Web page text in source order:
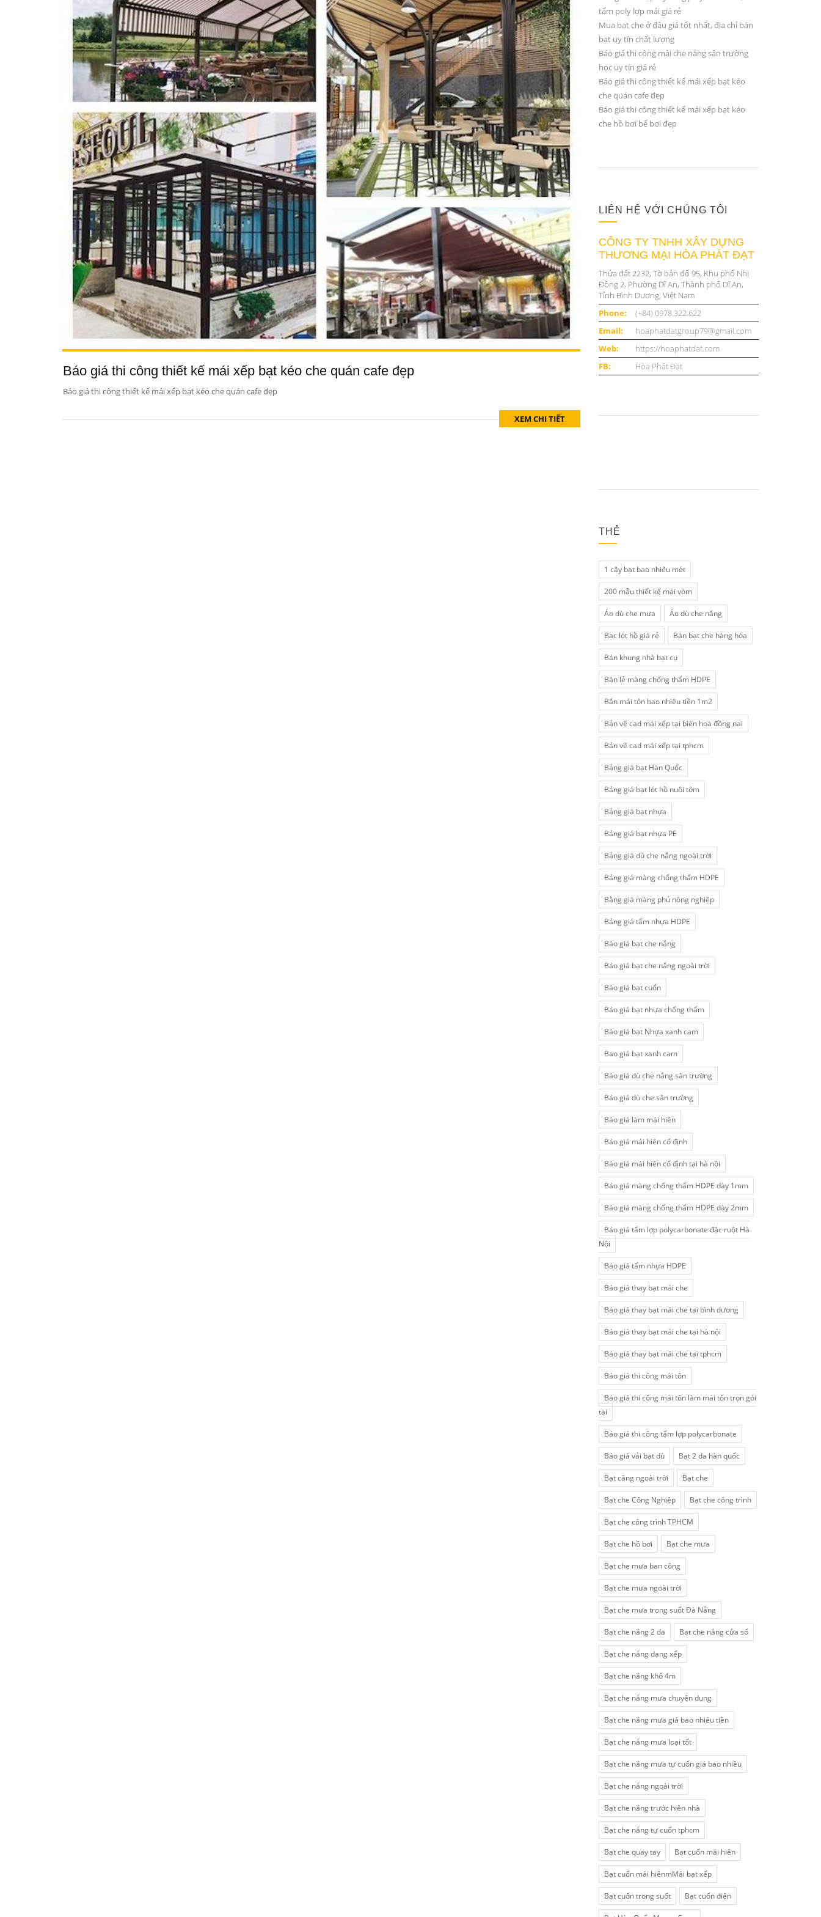
Báo giá thi công thiết kế mái xếp bạt kéo che quán cafe đẹp
Báo giá thi công thiết kế mái xếp bạt kéo che quán cafe đẹp
XEM CHI TIẾT
tấm poly lợp mái giá rẻ
Mua bạt che ở đâu giá tốt nhất, địa chỉ bán
bạt uy tín chất lượng
Báo giá thi công mái che nắng sân trường
học uy tín giá rẻ
Báo giá thi công thiết kế mái xếp bạt kéo
che quán cafe đẹp
Báo giá thi công thiết kế mái xếp bạt kéo
che hồ bơi bể bơi đẹp
LIÊN HỆ VỚI CHÚNG TÔI
CÔNG TY TNHH XÂY DỰNG
THƯƠNG MẠI HÒA PHÁT ĐẠT
Thửa đất 2232, Tờ bản đố 95, Khu phố Nhị
Đồng 2, Phường Dĩ An, Thành phố Dĩ An,
Tỉnh Bình Dương, Việt Nam
Phone:
(+84) 0978.322.622
Email:
hoaphatdatgroup79@gmail.com
Web:
https://hoaphatdat.com
FB:
Hòa Phát Đạt
THẺ
1 cây bạt bao nhiêu mét
200 mẫu thiết kế mái vòm
Áo dù che mưa Áo dù che nắng
Bạc lót hồ giá rẻ Bán bạt che hàng hóa
Bán khung nhà bạt cụ
Bán lẻ màng chống thấm HDPE
Bắn mái tôn bao nhiêu tiền 1m2
Bản vẽ cad mái xếp tại biên hoà đồng nai
Bản vẽ cad mái xếp tại tphcm
Bảng giá bạt Hàn Quốc
Bảng giá bạt lót hồ nuôi tôm
Bảng giá bạt nhựa
Bảng giá bạt nhựa PE
Bảng giá dù che nắng ngoài trời
Bảng giá màng chống thấm HDPE
Bằng giá màng phủ nông nghiệp
Bảng giá tấm nhựa HDPE
Báo giá bạt che nắng
Báo giá bạt che nắng ngoài trời
Báo giá bạt cuốn
Báo giá bạt nhựa chống thấm
Báo giá bạt Nhựa xanh cam
Bao giá bạt xanh cam
Báo giá dù che nắng sân trường
Báo giá dù che sân trường
Báo giá làm mái hiên
Báo giá mái hiên cố định
Báo giá mái hiên cố định tại hà nội
Báo giá màng chống thấm HDPE dày 1mm
Báo giá màng chống thấm HDPE dày 2mm
Báo giá tấm lợp polycarbonate đặc ruột Hà
Nội
Báo giá tấm nhựa HDPE
Báo giá thay bạt mái che
Báo giá thay bạt mái che tại bình dương
Báo giá thay bạt mái che tại hà nội
Báo giá thay bạt mái che tại tphcm
Báo giá thi công mái tôn
Báo giá thi công mái tôn làm mái tôn trọn gói
tại
Báo giá thi công tấm lợp polycarbonate
Báo giá vải bạt dù Bạt 2 da hàn quốc
Bạt căng ngoài trời Bạt che
Bạt che Công Nghiệp Bạt che công trình
Bạt che công trình TPHCM
Bạt che hồ bơi Bạt che mưa
Bạt che mưa ban công
Bạt che mưa ngoài trời
Bạt che mưa trong suốt Đà Nẵng
Bạt che nắng 2 da Bạt che nắng cửa sổ
Bạt che nắng dạng xếp
Bạt che nắng khổ 4m
Bạt che nắng mưa chuyên dụng
Bạt che nắng mưa giá bao nhiêu tiền
Bạt che nắng mưa loại tốt
Bạt che nắng mưa tự cuốn giá bao nhiều
Bạt che nắng ngoài trời
Bạt che nắng trước hiên nhà
Bạt che nắng tự cuốn tphcm
Bạt che quay tay Bạt cuốn mái hiên
Bạt cuốn mái hiênmMái bạt xếp
Bạt cuốn trong suốt Bạt cuốn điện